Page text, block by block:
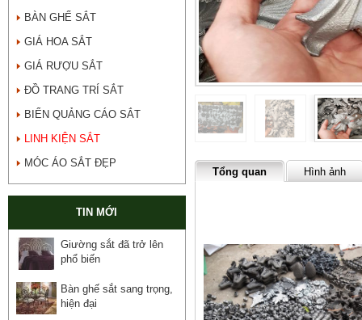
BÀN GHẾ SẮT
GIÁ HOA SẮT
GIÁ RƯỢU SẮT
ĐỒ TRANG TRÍ SẮT
BIỂN QUẢNG CÁO SẮT
LINH KIỆN SẮT
MÓC ÁO SẮT ĐẸP
TIN MỚI
Giường sắt đã trở lên
phổ biến
Bàn ghế sắt sang trọng,
hiện đại
Tổng quan Hình ảnh